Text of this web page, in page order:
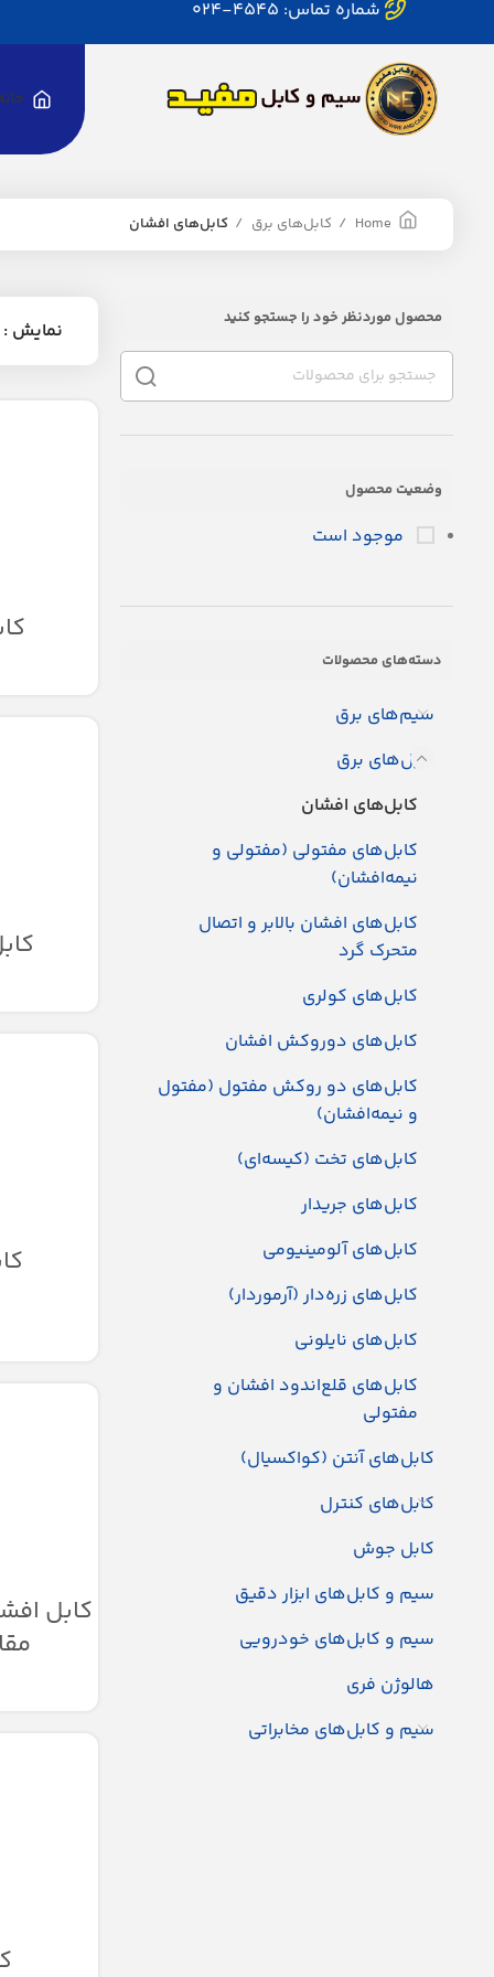
شماره تماس: 4545-024
Home کابل‌های برق کابل‌های افشان
محصول موردنظر خود را جستجو کنید
وضعیت محصول
موجود است
دسته‌های محصولات
سیم‌های برق
کابل‌های برق
کابل‌های افشان
کابل‌های مفتولی (مفتولی و
نیمه‌افشان)
کابل‌های افشان بالابر و اتصال
متحرک گرد
کابل‌های کولری
کابل‌های دوروکش افشان
کابل‌های دو روکش مفتول (مفتول
و نیمه‌افشان)
کابل‌های تخت (کیسه‌ای)
کابل‌های جریدار
کابل‌های آلومینیومی
کابل‌های زره‌دار (آرموردار)
کابل‌های نایلونی
کابل‌های قلع‌اندود افشان و
مفتولی
کابل‌های آنتن (کواکسیال)
کابل‌های کنترل
کابل جوش
سیم و کابل‌های ابزار دقیق
سیم و کابل‌های خودرویی
هالوژن فری
سیم و کابل‌های مخابراتی
نمایش